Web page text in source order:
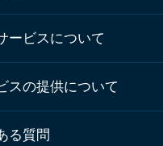
ービスについて
スの提供について
る質問